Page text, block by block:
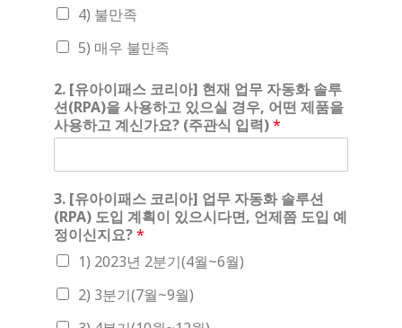
4) 불만족
5) 매우 불만족
2. [유아이패스 코리아] 현재 업무 자동화 솔루
션(RPA)을 사용하고 있으실 경우, 어떤 제품을
사용하고 계신가요? (주관식 입력)*
3. [유아이패스 코리아] 업무 자동화 솔루션
(RPA) 도입 계획이 있으시다면, 언제쯤 도입 예
정이신지요?*
1) 2023년 2분기(4월~6월)
2) 3분기(7월~9월)